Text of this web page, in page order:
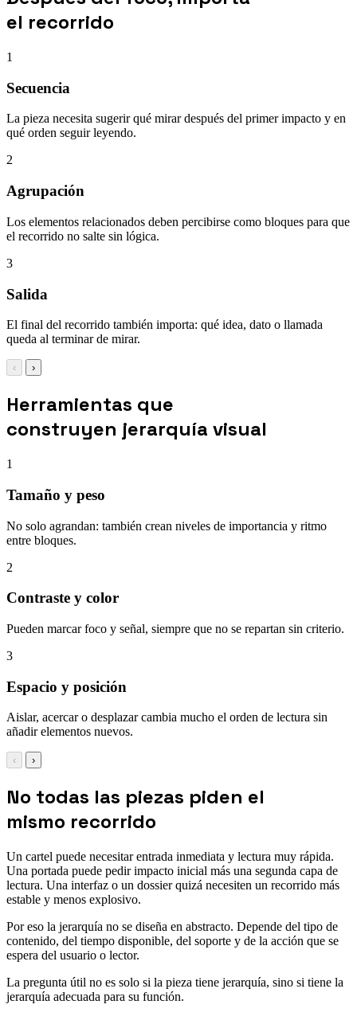
el recorrido
1
Secuencia
La pieza necesita sugerir qué mirar después del primer impacto y en
qué orden seguir leyendo.
2
Agrupación
Los elementos relacionados deben percibirse como bloques para que
el recorrido no salte sin lógica.
3
Salida
El final del recorrido también importa: qué idea, dato o llamada
queda al terminar de mirar.
‹ ›
Herramientas que
construyen jerarquía visual
1
Tamaño y peso
No solo agrandan: también crean niveles de importancia y ritmo
entre bloques.
2
Contraste y color
Pueden marcar foco y señal, siempre que no se repartan sin criterio.
3
Espacio y posición
Aislar, acercar o desplazar cambia mucho el orden de lectura sin
añadir elementos nuevos.
‹ ›
No todas las piezas piden el
mismo recorrido
Un cartel puede necesitar entrada inmediata y lectura muy rápida.
Una portada puede pedir impacto inicial más una segunda capa de
lectura. Una interfaz o un dossier quizá necesiten un recorrido más
estable y menos explosivo.
Por eso la jerarquía no se diseña en abstracto. Depende del tipo de
contenido, del tiempo disponible, del soporte y de la acción que se
espera del usuario o lector.
La pregunta útil no es solo si la pieza tiene jerarquía, sino si tiene la
jerarquía adecuada para su función.